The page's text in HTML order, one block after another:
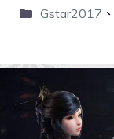
Gstar2017 、